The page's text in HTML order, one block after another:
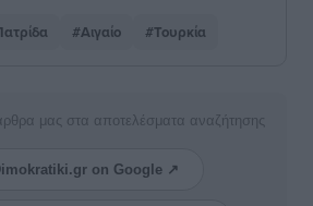
#Αιγαίο #Τουρκία
μας στα αποτελέσματα αναζήτησης
on Google ↗